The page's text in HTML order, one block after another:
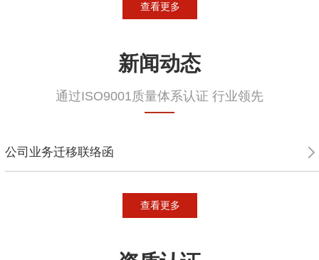
查看更多
新闻动态
通过ISO9001质量体系认证 行业领先
公司业务迁移联络函
查看更多